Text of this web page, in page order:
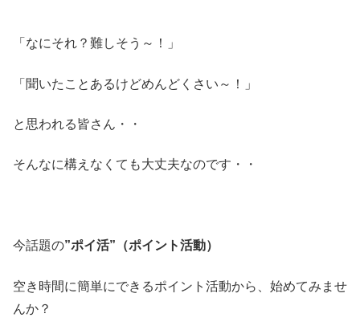
「なにそれ？難しそう～！」
「聞いたことあるけどめんどくさい～！」
と思われる皆さん・・
そんなに構えなくても大丈夫なのです・・
今話題の”ポイ活”（ポイント活動）
空き時間に簡単にできるポイント活動から、始めてみませ
んか？